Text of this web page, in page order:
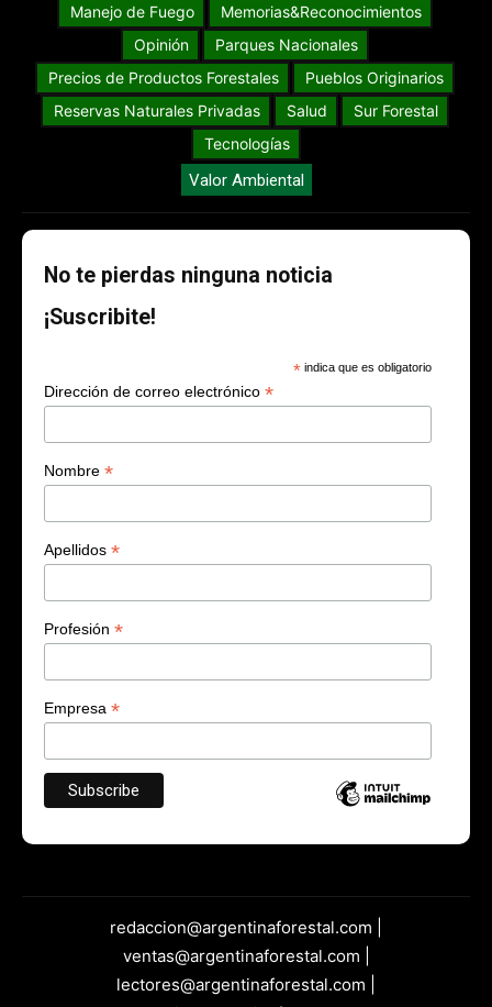
Manejo de Fuego
Memorias&Reconocimientos
Opinión
Parques Nacionales
Precios de Productos Forestales
Pueblos Originarios
Reservas Naturales Privadas
Salud
Sur Forestal
Tecnologías
Valor Ambiental
No te pierdas ninguna noticia
¡Suscribite!
* indica que es obligatorio
Dirección de correo electrónico *
Nombre *
Apellidos *
Profesión *
Empresa *
redaccion@argentinaforestal.com |
ventas@argentinaforestal.com |
lectores@argentinaforestal.com |